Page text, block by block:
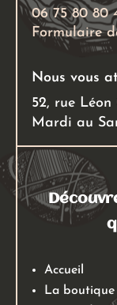
06 75 80 80
Formulaire
Nous vous
52, rue
Mardi au
Accueil
La